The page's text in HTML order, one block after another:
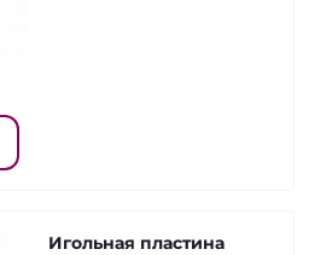
Игольная пластина